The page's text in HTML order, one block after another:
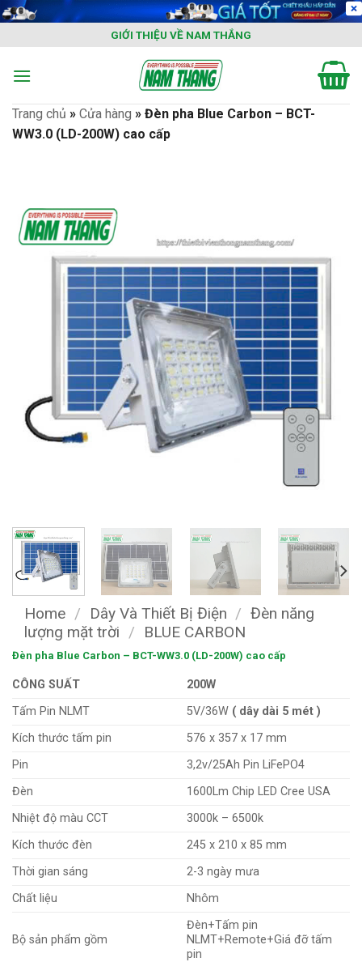
Skip
content
GIỚI THIỆU VỀ NAM THẮNG
Trang chủ » Cửa hàng » Đèn pha Blue Carbon – BCT-
WW3.0 (LD-200W) cao cấp
Home / Dây Và Thiết Bị Điện / Đèn năng
lượng mặt trời / BLUE CARBON
Đèn pha Blue Carbon – BCT-WW3.0 (LD-200W) cao cấp
CÔNG SUẤT
200W
Tấm Pin NLMT
5V/36W ( dây dài 5 mét )
Kích thước tấm pin
576 x 357 x 17 mm
Pin
3,2v/25Ah Pin LiFePO4
Đèn
1600Lm Chip LED Cree USA
Nhiệt độ màu CCT
3000k – 6500k
Kích thước đèn
245 x 210 x 85 mm
Thời gian sáng
2-3 ngày mưa
Chất liệu
Nhôm
Bộ sản phẩm gồm
Đèn+Tấm pin
NLMT+Remote+Giá đỡ tấm
pin